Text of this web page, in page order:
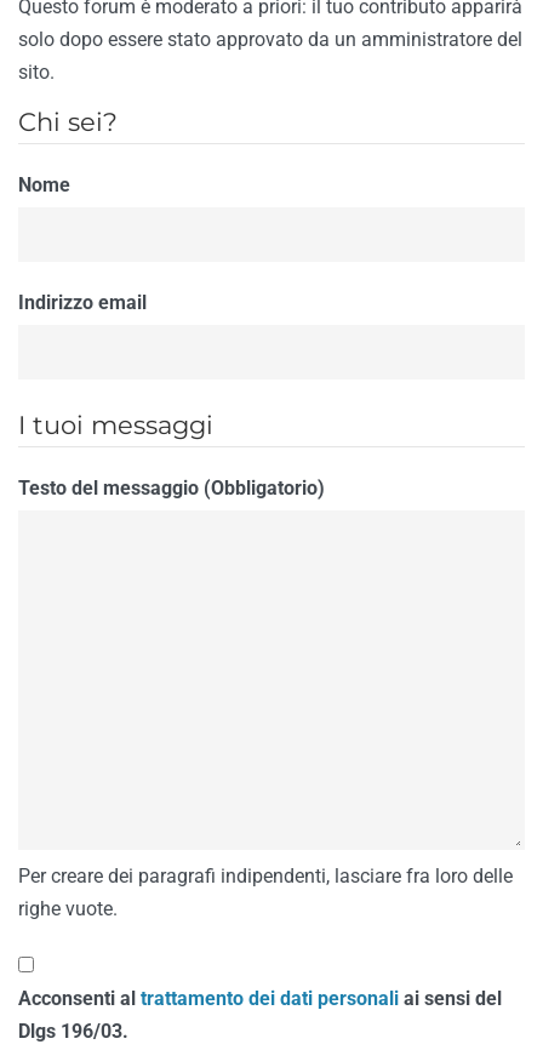
Questo forum è moderato a priori: il tuo contributo apparirà
solo dopo essere stato approvato da un amministratore del
sito.
Chi sei?
Nome
Indirizzo email
I tuoi messaggi
Testo del messaggio (Obbligatorio)
Per creare dei paragrafi indipendenti, lasciare fra loro delle
righe vuote.
Acconsenti al trattamento dei dati personali ai sensi del
Dlgs 196/03.